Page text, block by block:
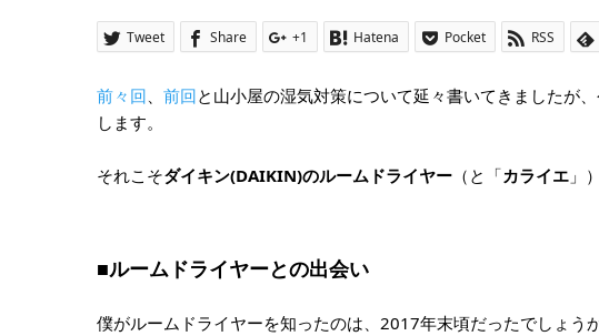
Tweet Share +1 Hatena Pocket RSS
前々回、 前回と山小屋の湿気対策について延々書いてきましたが
します。
それこそダイキン(DAIKIN)のルームドライヤー （と「カライエ 」
■ルームドライヤーとの出会い
僕がルームドライヤーを知ったのは、2017年末頃だったでしょうか